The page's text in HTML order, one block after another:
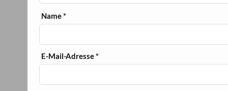
Name*
E-Mail-Adresse*